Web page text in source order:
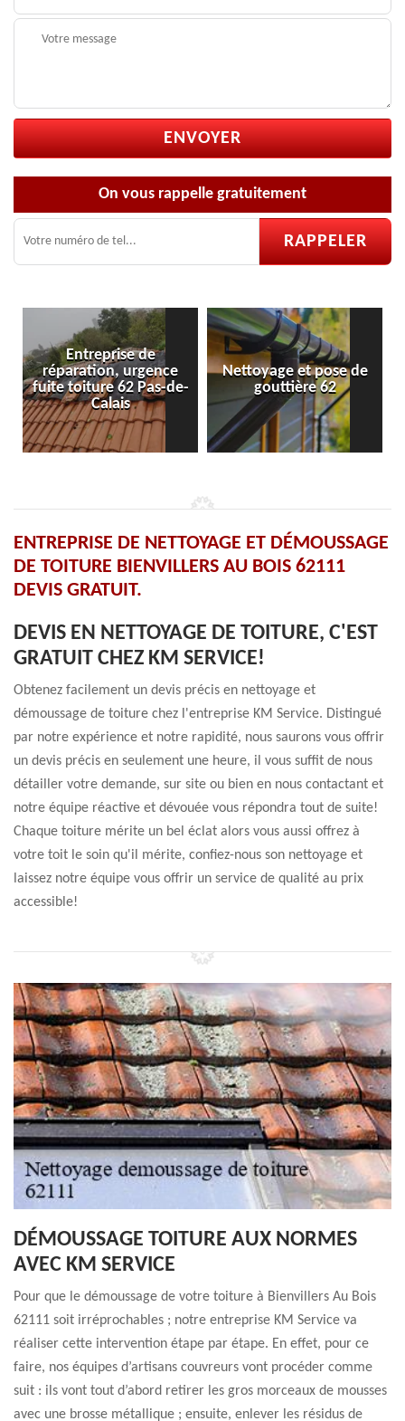
On vous rappelle gratuitement
de
urgence
62 Pas-de-
Nettoyage et pose de
gouttière 62
Pose et
velux 62
ENTREPRISE DE NETTOYAGE ET DÉMOUSSAGE
DE TOITURE BIENVILLERS AU BOIS 62111
DEVIS GRATUIT.
DEVIS EN NETTOYAGE DE TOITURE, C'EST
GRATUIT CHEZ KM SERVICE!
Obtenez facilement un devis précis en nettoyage et
démoussage de toiture chez l'entreprise KM Service. Distingué
par notre expérience et notre rapidité, nous saurons vous offrir
un devis précis en seulement une heure, il vous suffit de nous
détailler votre demande, sur site ou bien en nous contactant et
notre équipe réactive et dévouée vous répondra tout de suite!
Chaque toiture mérite un bel éclat alors vous aussi offrez à
votre toit le soin qu'il mérite, confiez-nous son nettoyage et
laissez notre équipe vous offrir un service de qualité au prix
accessible!
DÉMOUSSAGE TOITURE AUX NORMES
AVEC KM SERVICE
Pour que le démoussage de votre toiture à Bienvillers Au Bois
62111 soit irréprochables ; notre entreprise KM Service va
réaliser cette intervention étape par étape. En effet, pour ce
faire, nos équipes d’artisans couvreurs vont procéder comme
suit : ils vont tout d’abord retirer les gros morceaux de mousses
avec une brosse métallique ; ensuite, enlever les résidus de